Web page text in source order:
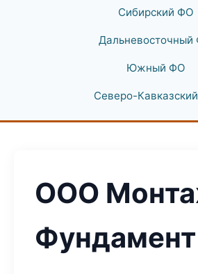
Сибирский ФО
Южный ФО
Северо-
ООО
Фундамент